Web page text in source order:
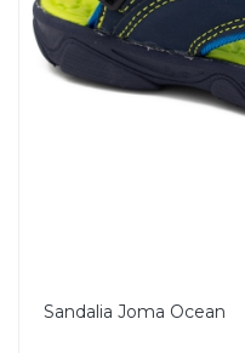
Sandalia Joma Ocean